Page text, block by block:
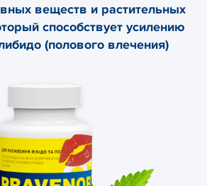
веществ и растительных
способствует усилению
(полового влечения)